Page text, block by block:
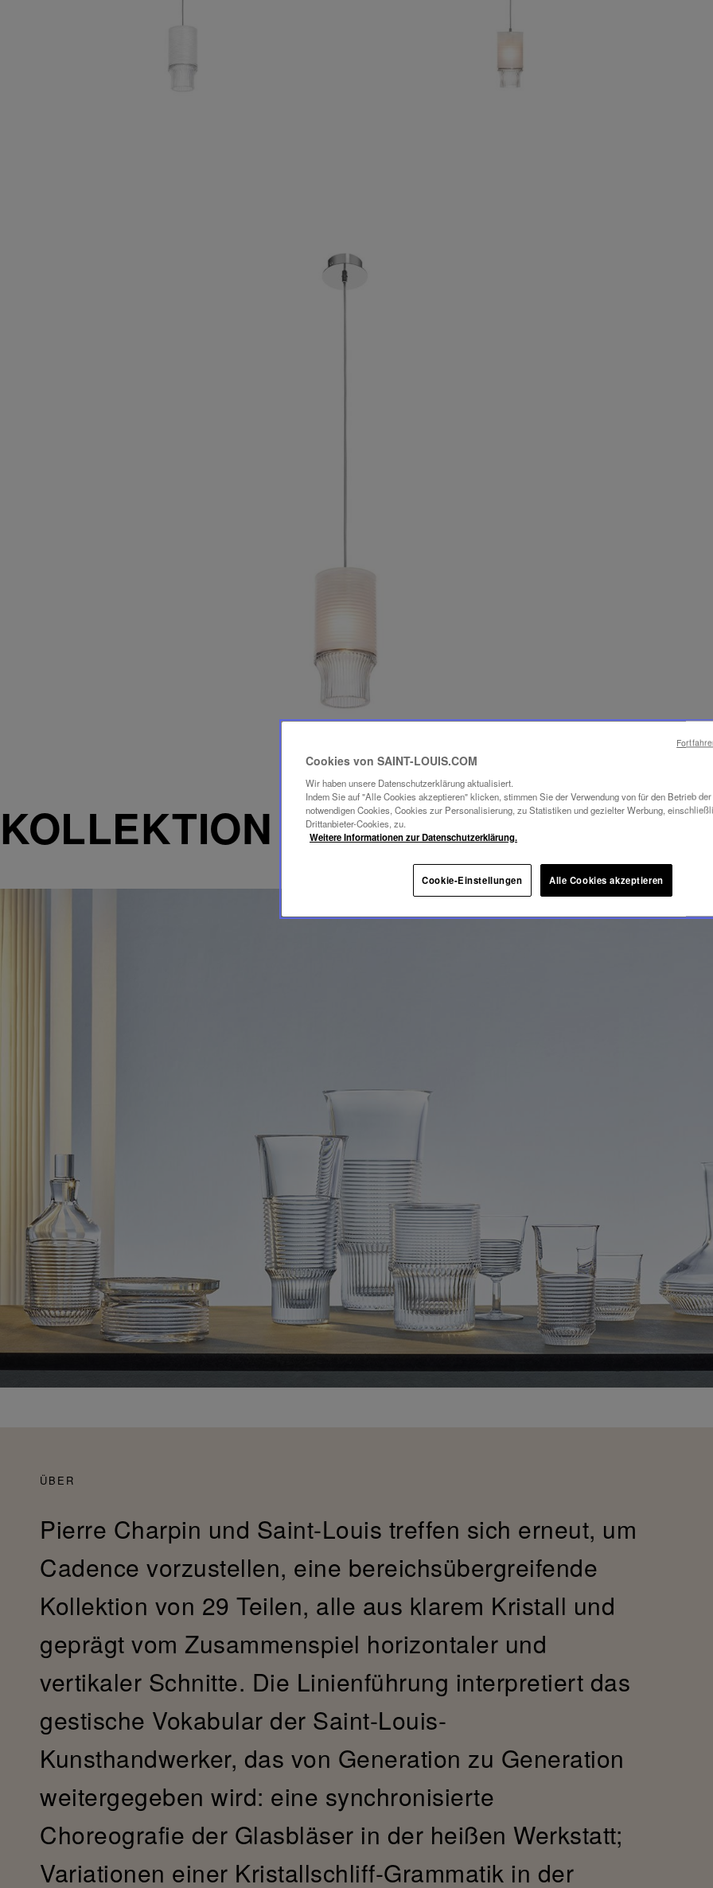
KOLLEKTION CADENCE
ÜBER
Pierre Charpin und Saint-Louis treffen sich erneut, um
Cadence vorzustellen, eine bereichsübergreifende
Kollektion von 29 Teilen, alle aus klarem Kristall und
geprägt vom Zusammenspiel horizontaler und
vertikaler Schnitte. Die Linienführung interpretiert das
gestische Vokabular der Saint-Louis-
Kunsthandwerker, das von Generation zu Generation
weitergegeben wird: eine synchronisierte
Choreografie der Glasbläser in der heißen Werkstatt;
Variationen einer Kristallschliff-Grammatik in der
Cookies von SAINT-LOUIS.COM
Wir haben unsere Datenschutzerklärung aktualisiert.
Indem Sie auf "Alle Cookies akzeptieren" klicken, stimmen Sie der Verwendung von für den Betrieb
notwendigen Cookies, Cookies zur Personalisierung, zu Statistiken und gezielter Werbung,
Drittanbieter-Cookies, zu.
Weitere Informationen zur Datenschutzerklärung.
Cookie-Einstellungen Alle Cookies akzeptieren